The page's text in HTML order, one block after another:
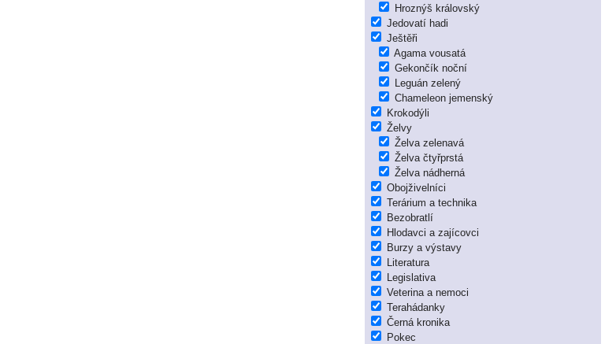
Hroznýš královský
Jedovatí hadi
Ještěři
Agama vousatá
Gekončík noční
Leguán zelený
Chameleon jemenský
Krokodýli
Želvy
Želva zelenavá
Želva čtyřprstá
Želva nádherná
Obojživelníci
Terárium a technika
Bezobratlí
Hlodavci a zajícovci
Burzy a výstavy
Literatura
Legislativa
Veterina a nemoci
Terahádanky
Černá kronika
Pokec